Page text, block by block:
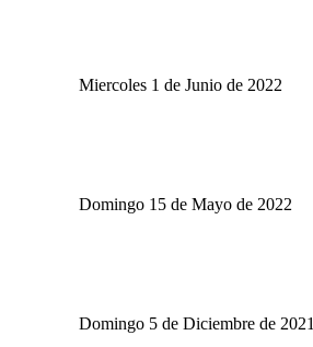
Miercoles 1 de Junio de 2022
Domingo 15 de Mayo de 2022
Domingo 5 de Diciembre de 2021